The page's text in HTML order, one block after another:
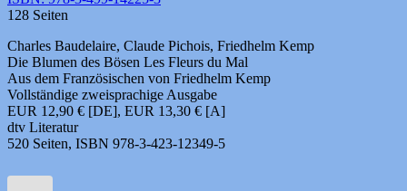
128 Seiten
Charles Baudelaire, Claude Pichois, Friedhelm Kemp
Die Blumen des Bösen Les Fleurs du Mal
Aus dem Französischen von Friedhelm Kemp
Vollständige zweisprachige Ausgabe
EUR 12,90 € [DE], EUR 13,30 € [A]
dtv Literatur
520 Seiten, ISBN 978-3-423-12349-5